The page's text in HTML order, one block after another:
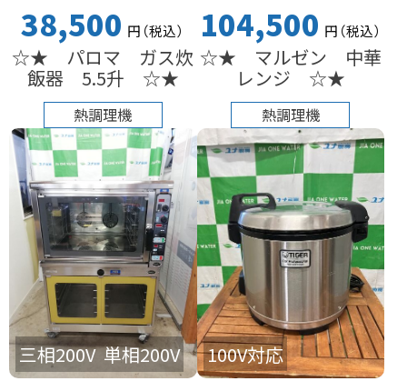
38,500 円（税込）
☆★ パロマ ガス炊
飯器 5.5升 ☆★
熱調理機
104,500 円（税込）
☆★ マルゼン 中華
レンジ ☆★
熱調理機
単相200V
三相200V 100V対応